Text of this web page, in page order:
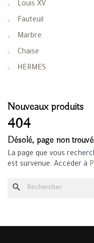
Louis XV
Fauteuil
Marbre
Chaise
HERMES
Nouveaux produits
404
Désolé, page non
La page que vous
est survenue. Accéder à
search